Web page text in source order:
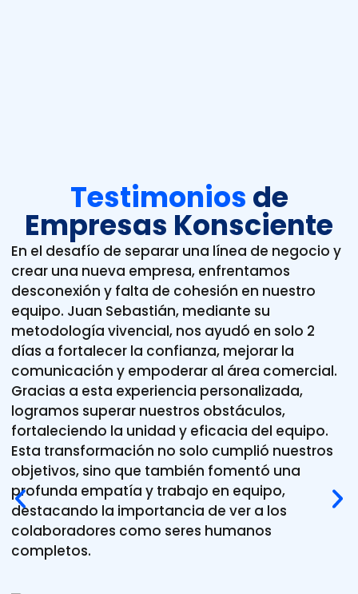
Testimonios de
Empresas Konsciente
En el desafío de separar una línea de negocio y
crear una nueva empresa, enfrentamos
desconexión y falta de cohesión en nuestro
equipo. Juan Sebastián, mediante su
metodología vivencial, nos ayudó en solo 2
días a fortalecer la confianza, mejorar la
comunicación y empoderar al área comercial.
Gracias a esta experiencia personalizada,
logramos superar nuestros obstáculos,
fortaleciendo la unidad y eficacia del equipo.
Esta transformación no solo cumplió nuestros
objetivos, sino que también fomentó una
profunda empatía y trabajo en equipo,
destacando la importancia de ver a los
colaboradores como seres humanos
completos.